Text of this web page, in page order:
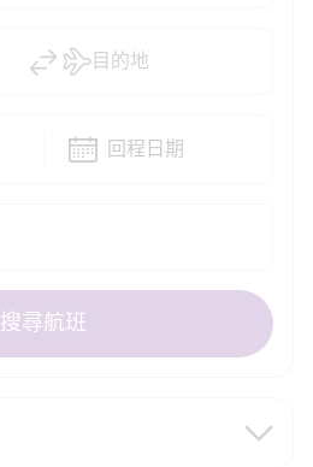
目的地
回程日期
搜尋航班